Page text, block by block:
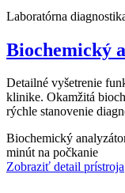
Laboratórna
Biochemický
Detailné vyšetrenie
klinike. Okamžitá
rýchle stanovenie
Biochemický
minút na počkanie
Zobraziť detail prístroja